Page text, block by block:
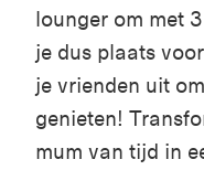
lounger om met
je dus plaats voor
je vrienden uit
genieten!
mum van tijd in